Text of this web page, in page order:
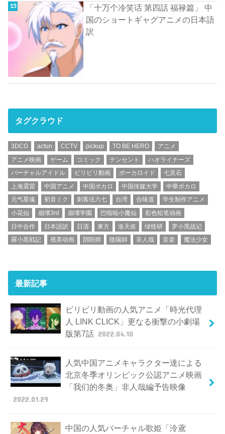
「十万个冷笑话 第四話 福禄篇」 中
国のショートギャグアニメの日本語
訳
タグクラウド
3DCG acfun CCTV pickup TO BE HERO
アニメ
アニメ映画
ゲーム コミック テンセント
ハオライナーズ
バーチャルアイドル
ビリビリ動画 ボーカロイド
七灵石
上海震雷
中国アニメ 中国ボカロ 中国传媒大学
中華ボカロ
元气星魂
初音ミク 刺客伍六七 台湾 合味道
学生制作アニメ
小花仙
崩壊3rd 崩壊学園 巴啦啦小魔仙
彩色铅笔动画
日中合作
日本語訳 日清 東方 洛天依 绿怪研
罗小黑战记
羅小黒戦記
视美动画 阴阳师 陰陽師 非人哉 音楽 魔法少女
最新記事
ビリビリ動画の人気アニメ「時光代理
人 LINK CLICK」更なる衝撃の小劇場
版第7話 2022.04.10
人気中国アニメキャラクター達による
北京冬季オリンピック公認アニメ映画
「我们的冬奥」非人哉編予告映像
2022.01.29
中国の人気バーチャル歌姫「泠鳶